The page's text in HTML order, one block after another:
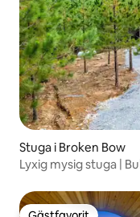
Stuga i Broken Bow
Lyxig mysig stuga |